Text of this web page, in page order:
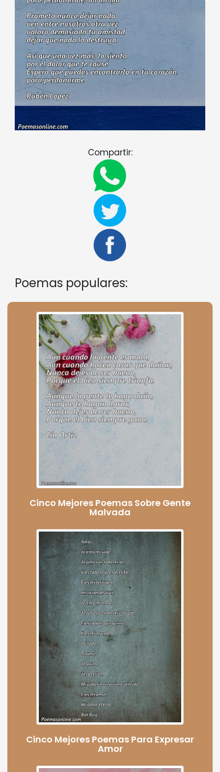
Compartir:
Poemas populares:
Cinco Mejores Poemas Sobre Gente
Malvada
Cinco Mejores Poemas Para Expresar
Amor